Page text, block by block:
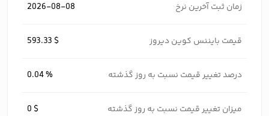
زمان ثبت آخرین نرخ 2026-08-08
قیمت بایننس کوین دیروز 593.33 $
درصد تغییر قیمت نسبت به روز گذشته 0.04 %
میزان تغییر قیمت نسبت به روز گذشته 0 $